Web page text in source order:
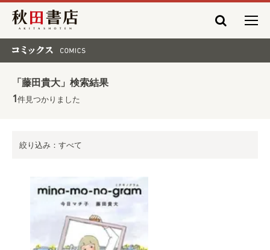
秋田書店
「藤田貴大」検索結果
1件見つかりました
絞り込み：すべて